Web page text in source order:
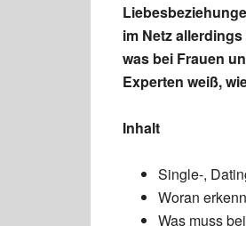
im Netz
was bei Frauen
Experten weiß,
Inhalt
Single-,
Woran
Was muss